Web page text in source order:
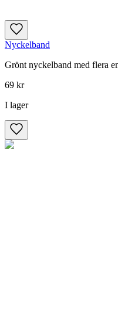
Nyckelband
Grönt nyckelband med flera
69 kr
I lager